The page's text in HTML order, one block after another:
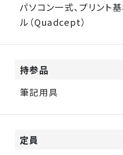
パソコン一式、プリント
ル（Quadcept）
持参品
筆記用具
定員